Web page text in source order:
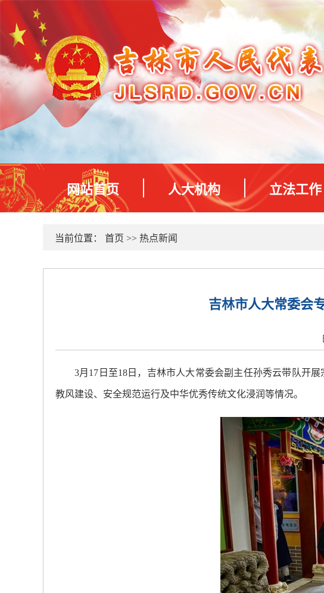
网站首页 人大机构 立法工作
当前位置： 首页 >> 热点新闻
吉林市人大常委会
3月17日至18日，吉林市人大常委会副主任孙秀云带队开
教风建设、安全规范运行及中华优秀传统文化浸润等情况。